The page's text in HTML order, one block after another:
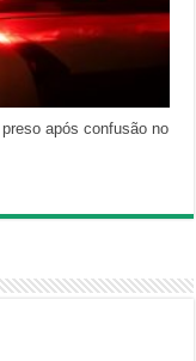
após confusão no